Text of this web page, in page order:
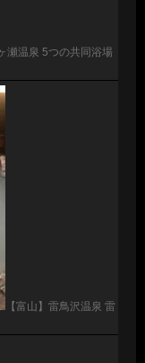
瀬温泉 5つの共同浴場
【富山】雷鳥沢温泉 雷